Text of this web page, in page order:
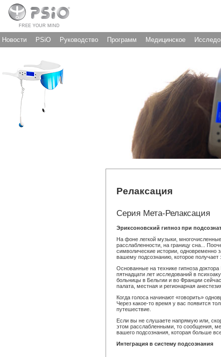
FREE YOUR MIND
Новости PSiO Руководство Программ Медицинское
Релаксация
Серия Мета-Релаксация
Эриксоновский гипноз при
На фоне легкой музыки,
расслабленности, на границу сна...
символические истории, одновременно
вашему подсознанию, которое получает
Основанные на технике гипноза
пятнадцати лет исследований в
больницы в Бельгии и во Франции
палата, местная и регионарная
Когда голоса начинают «говорить»
Через какое-то время у вас появится
путешествие.
Если вы не слушаете напрямую или,
этом расслабленными, то сообщения,
вашего подсознания, которая больше
Интеграция в систему подсознания